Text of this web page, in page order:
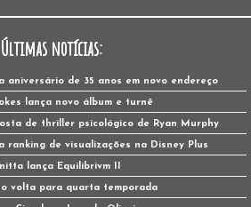
Últimas notícias:
aniversário de 35 anos em novo endereço
lança novo álbum e turnê
de thriller psicológico de Ryan Murphy
ranking de visualizações na Disney Plus
lança Equilibrivm II
volta para quarta temporada